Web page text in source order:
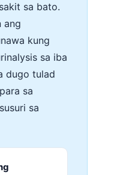
sa bato.
ang
kung
sa iba
dugo tulad
para sa
sa